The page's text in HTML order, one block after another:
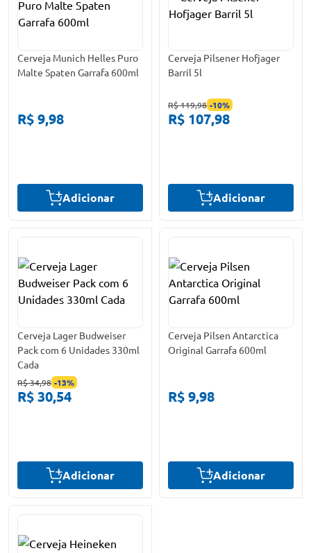
Cerveja Munich Helles Puro
Malte Spaten Garrafa 600ml
R$ 9,98
Adicionar
Cerveja Pilsener Hofjager
Barril 5l
R$ 119,98 -10%
R$ 107,98
Adicionar
Cerveja Lager Budweiser
Pack com 6 Unidades 330ml
Cada
R$ 34,98 -13%
R$ 30,54
Adicionar
Cerveja Pilsen Antarctica
Original Garrafa 600ml
R$ 9,98
Adicionar